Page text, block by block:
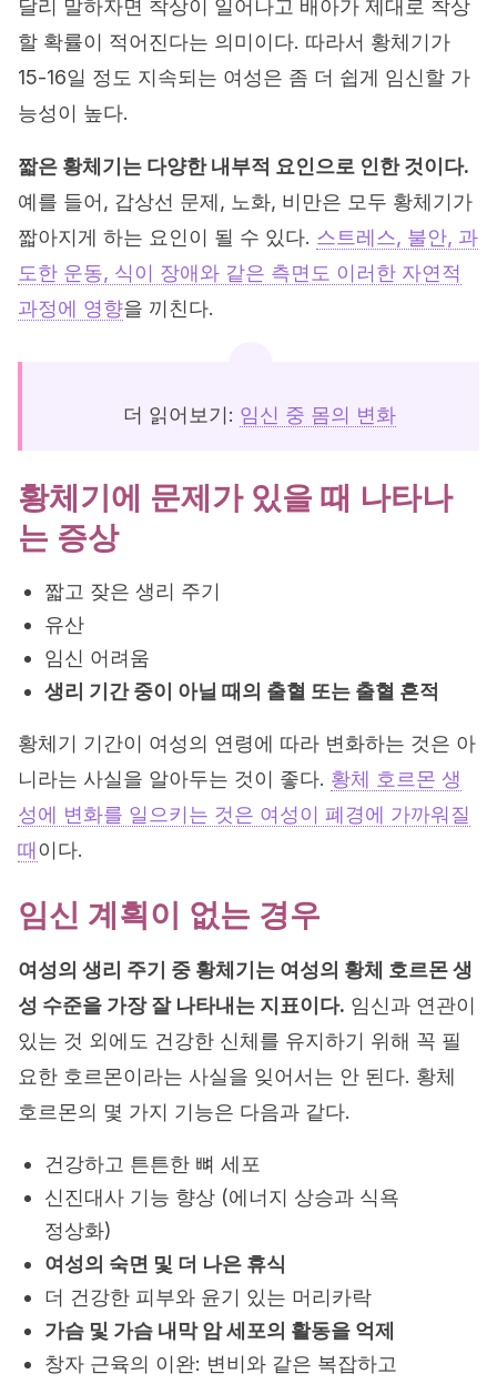
달리 말하자면 착상이 일어나고 배아가 제대로 착상
할 확률이 적어진다는 의미이다. 따라서 황체기가
15-16일 정도 지속되는 여성은 좀 더 쉽게 임신할 가
능성이 높다.
짧은 황체기는 다양한 내부적 요인으로 인한 것이다.
예를 들어, 갑상선 문제, 노화, 비만은 모두 황체기가
짧아지게 하는 요인이 될 수 있다. 스트레스, 불안, 과
도한 운동, 식이 장애와 같은 측면도 이러한 자연적
과정에 영향을 끼친다.
더 읽어보기: 임신 중 몸의 변화
황체기에 문제가 있을 때 나타나
는 증상
짧고 잦은 생리 주기
유산
임신 어려움
생리 기간 중이 아닐 때의 출혈 또는 출혈 흔적
황체기 기간이 여성의 연령에 따라 변화하는 것은 아
니라는 사실을 알아두는 것이 좋다. 황체 호르몬 생
성에 변화를 일으키는 것은 여성이 폐경에 가까워질
때이다.
임신 계획이 없는 경우
여성의 생리 주기 중 황체기는 여성의 황체 호르몬 생
성 수준을 가장 잘 나타내는 지표이다. 임신과 연관이
있는 것 외에도 건강한 신체를 유지하기 위해 꼭 필
요한 호르몬이라는 사실을 잊어서는 안 된다. 황체
호르몬의 몇 가지 기능은 다음과 같다.
건강하고 튼튼한 뼈 세포
신진대사 기능 향상 (에너지 상승과 식욕
정상화)
여성의 숙면 및 더 나은 휴식
더 건강한 피부와 윤기 있는 머리카락
가슴 및 가슴 내막 암 세포의 활동을 억제
창자 근육의 이완: 변비와 같은 복잡하고